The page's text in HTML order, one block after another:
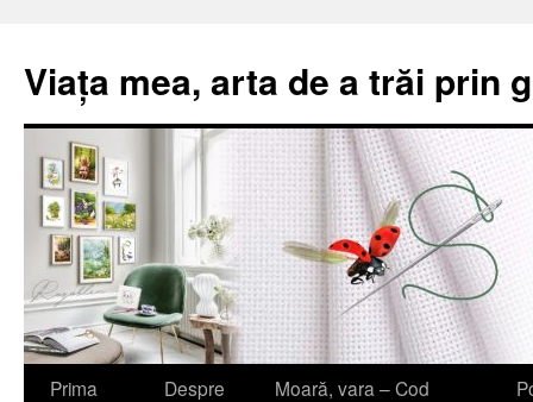
Viața mea, arta de a trăi prin
Sari
Prima
Despre
Moară, vara – Cod